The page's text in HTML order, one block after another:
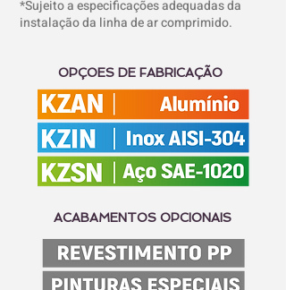
*Sujeito a especificações adequadas da
instalação da linha de ar comprimido.
OPÇOES DE FABRICAÇÃO
ACABAMENTOS OPCIONAIS